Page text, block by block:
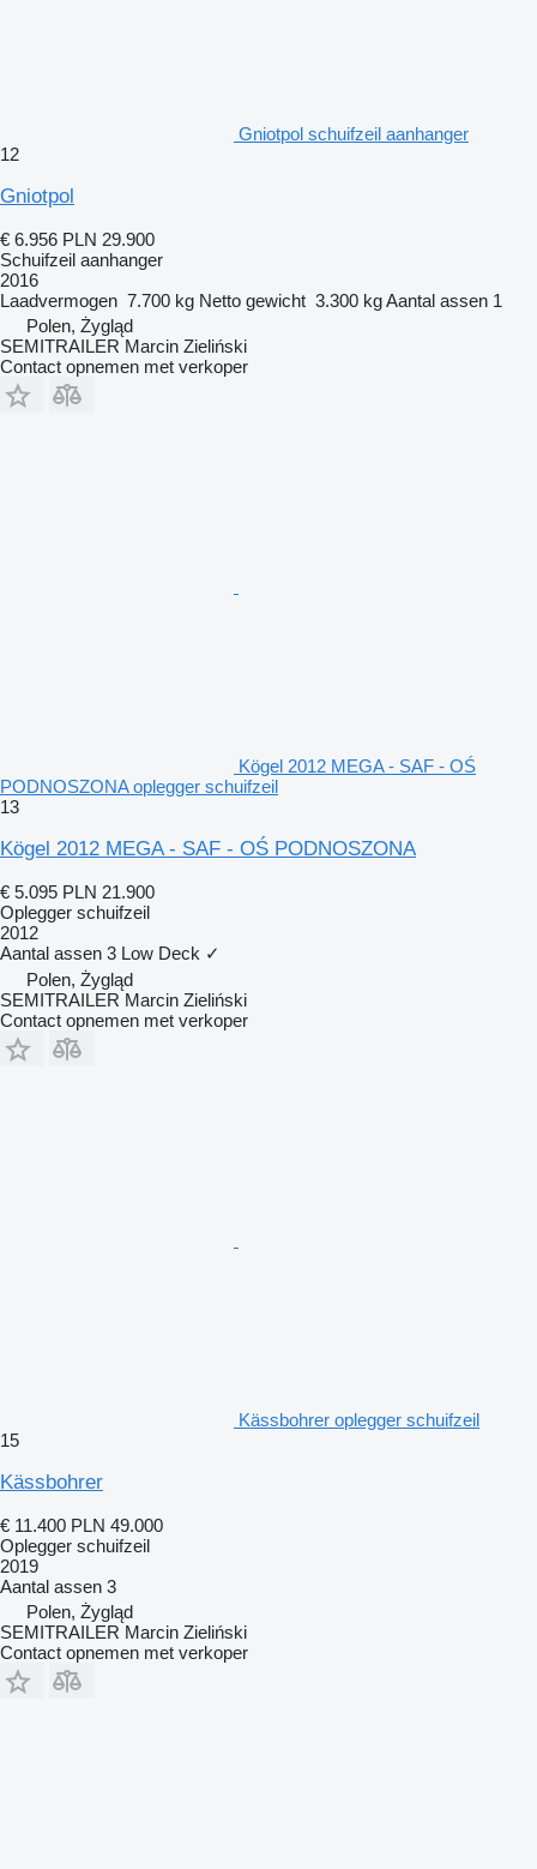
Gniotpol schuifzeil aanhanger
12
Gniotpol
€ 6.956 PLN 29.900
Schuifzeil aanhanger
2016
Laadvermogen 7.700 kg Netto gewicht 3.300 kgAantal assen 1
Polen, Żygląd
SEMITRAILER Marcin Zieliński
Contact opnemen met verkoper
Kögel 2012 MEGA - SAF - OŚ
PODNOSZONA oplegger schuifzeil
13
Kögel 2012 MEGA - SAF - OŚ PODNOSZONA
€ 5.095 PLN 21.900
Oplegger schuifzeil
2012
Aantal assen 3 Low Deck ✓
Polen, Żygląd
SEMITRAILER Marcin Zieliński
Contact opnemen met verkoper
Kässbohrer oplegger schuifzeil
15
Kässbohrer
€ 11.400 PLN 49.000
Oplegger schuifzeil
2019
Aantal assen 3
Polen, Żygląd
SEMITRAILER Marcin Zieliński
Contact opnemen met verkoper